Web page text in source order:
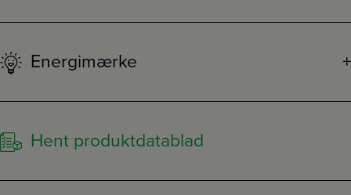
Energimærke
Hent produktdatablad